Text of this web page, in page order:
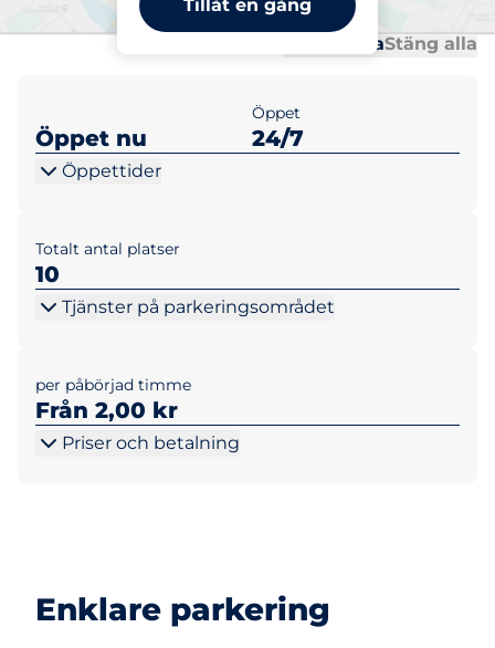
Tillåt en gång
Öppna allaStäng alla
Öppet nu
Öppet
24/7
Öppettider
Totalt antal platser
10
Tjänster på parkeringsområdet
per påbörjad timme
Från 2,00 kr
Priser och betalning
Enklare parkering